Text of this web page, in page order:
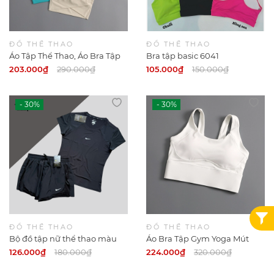
ĐỒ THỂ THAO
Áo Tập Thể Thao, Áo Bra Tập
Gym, Yoga Mút Đúc Cố Định
203.000₫ 290.000₫
ĐỒ THỂ THAO
Bra tập basic 6041
105.000₫
150.000₫
ĐỒ THỂ THAO
Bộ đồ tập nữ thể thao màu
đen bigsize 6040
126.000₫ 180.000₫
ĐỒ THỂ THAO
Áo Bra Tập Gym Yoga Mút
Đúc, Nâng Ngực, Chống Sốc
224.000₫ 320.000₫